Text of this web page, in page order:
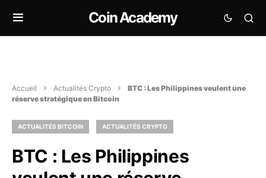
Coin Academy
Accueil Actualités Crypto
BTC : Les Philippines veulent une
réserve stratégique en Bitcoin
ACTUALITÉS BITCOIN ACTUALITÉS CRYPTO
BTC : Les Philippines